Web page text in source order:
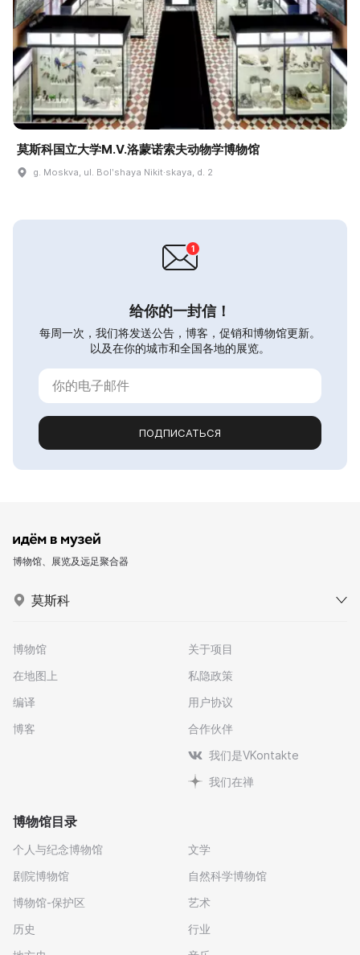
莫斯科国立大学M.V.洛蒙诺索夫动物学博物馆
g. Moskva, ul. Bolʹshaya Nikit·skaya, d. 2
给你的一封信！
每周一次，我们将发送公告，博客，促销和博物馆更新。
以及在你的城市和全国各地的展览。
ПОДПИСАТЬСЯ
博物馆、展览及远足聚合器
莫斯科
博物馆
在地图上
编译
博客
关于项目
私隐政策
用户协议
合作伙伴
我们是VKontakte
我们在禅
博物馆目录
个人与纪念博物馆
剧院博物馆
博物馆-保护区
历史
文学
自然科学博物馆
艺术
行业